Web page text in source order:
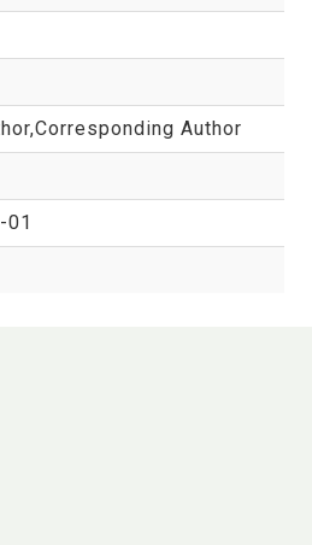
Author
01